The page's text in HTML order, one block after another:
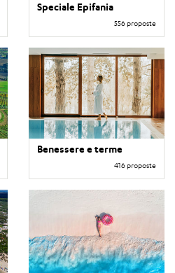
Speciale Epifania
556 proposte
Benessere e terme
416 proposte